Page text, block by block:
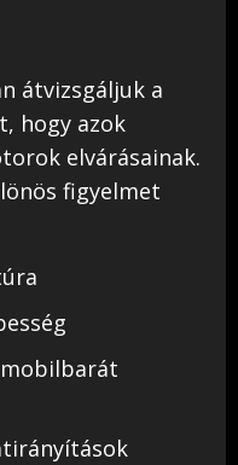
átvizsgáljuk a
hogy azok
elvárásainak.
figyelmet
mobilbarát